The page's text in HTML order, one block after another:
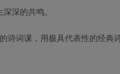
深的共鸣。
诗词课，用极具代表性的经